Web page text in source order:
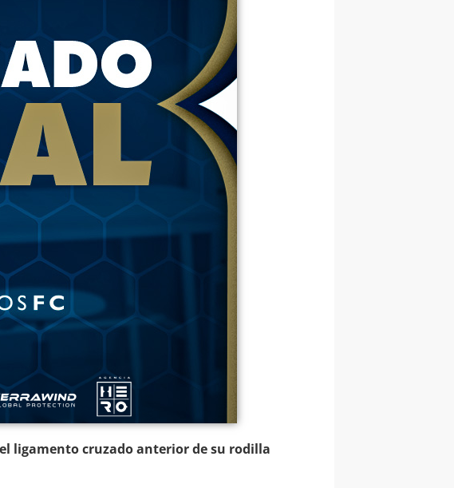
ligamento cruzado anterior de su rodilla